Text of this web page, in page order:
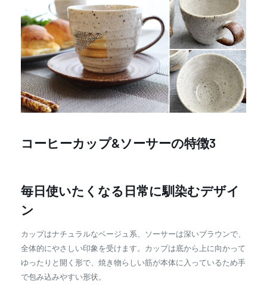
コーヒーカップ&ソーサーの特徴3
毎日使いたくなる日常に馴染むデザイ
ン
カップはナチュラルなベージュ系、ソーサーは深いブラウンで、
全体的にやさしい印象を受けます。カップは底から上に向かって
ゆったりと開く形で、焼き物らしい筋が本体に入っているため手
で包み込みやすい形状。